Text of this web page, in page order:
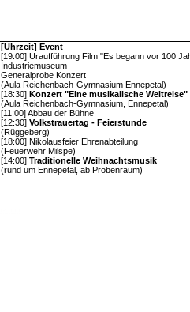
[Uhrzeit] Event
[19:00] Uraufführung Film "Es begann vor 100
Industriemuseum
Generalprobe Konzert
(Aula Reichenbach-Gymnasium Ennepetal)
[18:30]Konzert "Eine musikalische Weltreise"
(Aula Reichenbach-Gymnasium, Ennepetal)
[11:00] Abbau der Bühne
[12:30]Volkstrauertag - Feierstunde
(Rüggeberg)
[18:00] Nikolausfeier Ehrenabteilung
(Feuerwehr Milspe)
[14:00]Traditionelle Weihnachtsmusik
(rund um Ennepetal, ab Probenraum)